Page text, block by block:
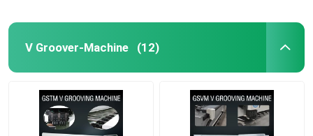
V Groover-Machine (12)